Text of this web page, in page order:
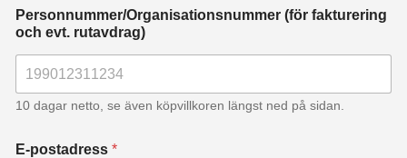
Personnummer/Organisationsnummer (för fakturering
och evt. rutavdrag)
10 dagar netto, se även köpvillkoren längst ned på sidan.
E-postadress *